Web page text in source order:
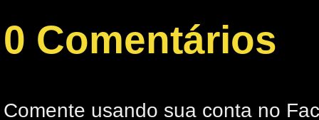
0 Comentários
Comente usando sua conta no